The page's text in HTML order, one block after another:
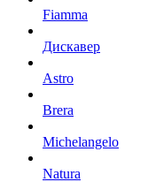
Fiamma
Дискавер
Astro
Brera
Michelangelo
Natura